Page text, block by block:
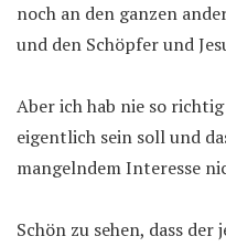
noch an den ganzen
und den Schöpfer und
Aber ich hab nie so
eigentlich sein soll und
mangelndem Interesse
Schön zu sehen, dass